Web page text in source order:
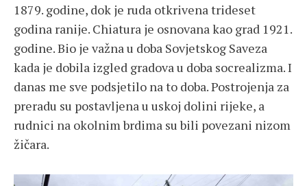
1879. godine, dok je ruda otkrivena trideset
godina ranije. Chiatura je osnovana kao grad 1921.
godine. Bio je važna u doba Sovjetskog Saveza
kada je dobila izgled gradova u doba socrealizma. I
danas me sve podsjetilo na to doba. Postrojenja za
preradu su postavljena u uskoj dolini rijeke, a
rudnici na okolnim brdima su bili povezani nizom
žičara.